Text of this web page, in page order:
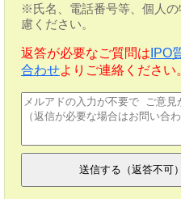
※氏名、電話番号等、個人
慮ください。
返答が必要なご質問は IPO
合わせよりご連絡ください